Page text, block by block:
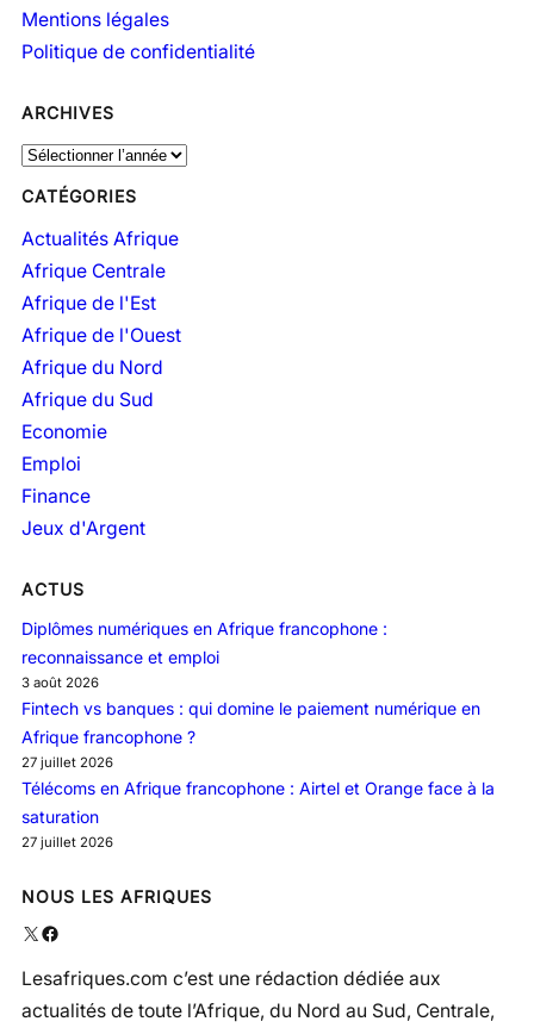
Mentions légales
Politique de confidentialité
ARCHIVES
A
c
h
v
CATÉGORIES
Actualités Afrique
Afrique Centrale
Afrique de l'Est
Afrique de l'Ouest
Afrique du Nord
Afrique du Sud
Economie
Emploi
Finance
Jeux d'Argent
ACTUS
Diplômes numériques en Afrique francophone :
reconnaissance et emploi
3 août 2026
Fintech vs banques : qui domine le paiement numérique en
Afrique francophone ?
27 juillet 2026
Télécoms en Afrique francophone : Airtel et Orange face à la
saturation
27 juillet 2026
NOUS LES AFRIQUES
X Facebook
Lesafriques.com c’est une rédaction dédiée aux
actualités de toute l’Afrique, du Nord au Sud, Centrale,